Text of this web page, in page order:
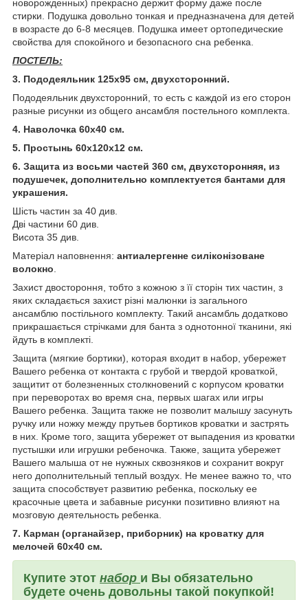
новорожденных) прекрасно держит форму даже после
стирки. Подушка довольно тонкая и предназначена для детей
в возрасте до 6-8 месяцев. Подушка имеет ортопедические
свойства для спокойного и безопасного сна ребенка.
ПОСТЕЛЬ:
3. Пододеяльник 125х95 см, двухсторонний.
Пододеяльник двухсторонний, то есть с каждой из его сторон
разные рисунки из общего ансамбля постельного комплекта.
4. Наволочка 60х40 см.
5. Простынь 60х120х12 см.
6. Защита из восьми частей 360 см, двухсторонняя, из
подушечек, дополнительно комплектуется бантами для
украшения.
Шість частин за 40 див.
Дві частини 60 див.
Висота 35 див.
Матеріал наповнення: антиалергенне силіконізоване
волокно
Захист двостороння, тобто з кожною з її сторін тих частин, з
яких складається захист різні малюнки із загального
ансамблю постільного комплекту. Такий ансамбль додатково
прикрашається стрічками для банта з однотонної тканини, які
йдуть в комплекті.
Защита (мягкие бортики), которая входит в набор, убережет
Вашего ребенка от контакта с грубой и твердой кроваткой,
защитит от болезненных столкновений с корпусом кроватки
при переворотах во время сна, первых шагах или игры
Вашего ребенка. Защита также не позволит малышу засунуть
ручку или ножку между прутьев бортиков кроватки и застрять
в них. Кроме того, защита убережет от выпадения из кроватки
пустышки или игрушки ребеночка. Также, защита убережет
Вашего малыша от не нужных сквозняков и сохранит вокруг
него дополнительный теплый воздух. Не менее важно то, что
защита способствует развитию ребенка, поскольку ее
красочные цвета и забавные рисунки позитивно влияют на
мозговую деятельность ребенка.
7. Карман (органайзер, приборник) на кроватку для
мелочей 60х40 см.
Купите этот набор и Вы обязательно
будете очень довольны такой покупкой!